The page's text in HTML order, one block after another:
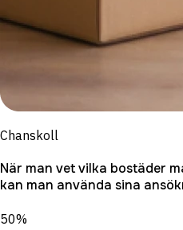
Chanskoll
När man vet vilka bostäder
kan man använda sina
50%